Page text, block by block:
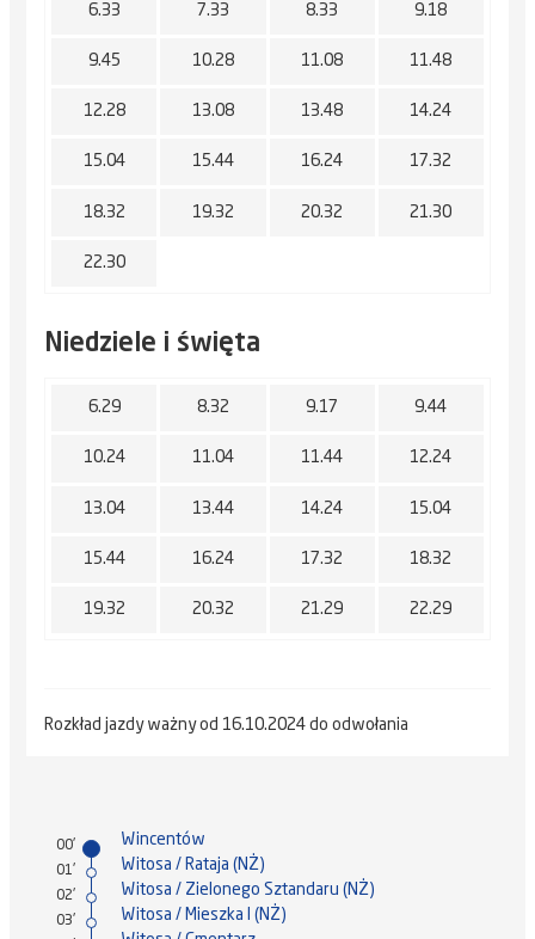
6.33 7.33 8.33 9.18
9.45 10.28 11.08 11.48
12.28 13.08 13.48 14.24
15.04 15.44 16.24 17.32
18.32 19.32 20.32 21.30
22.30
Niedziele i święta
6.29 8.32 9.17 9.44
10.24 11.04 11.44 12.24
13.04 13.44 14.24 15.04
15.44 16.24 17.32 18.32
19.32 20.32 21.29 22.29
Rozkład jazdy ważny od 16.10.2024 do odwołania
00' Wincentów
01' Witosa / Rataja (NŻ)
02' Witosa / Zielonego Sztandaru (NŻ)
03'
Witosa / Mieszka I (NŻ)